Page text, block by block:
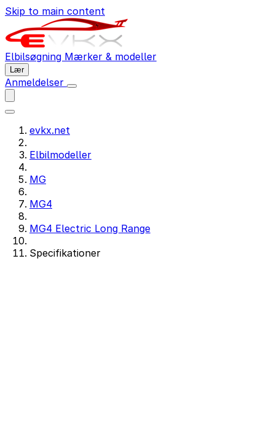
Skip to main content
Elbilsøgning Mærker & modeller
Lær
Anmeldelser
evkx.net
Elbilmodeller
MG
MG4
MG4 Electric Long Range
Specifikationer